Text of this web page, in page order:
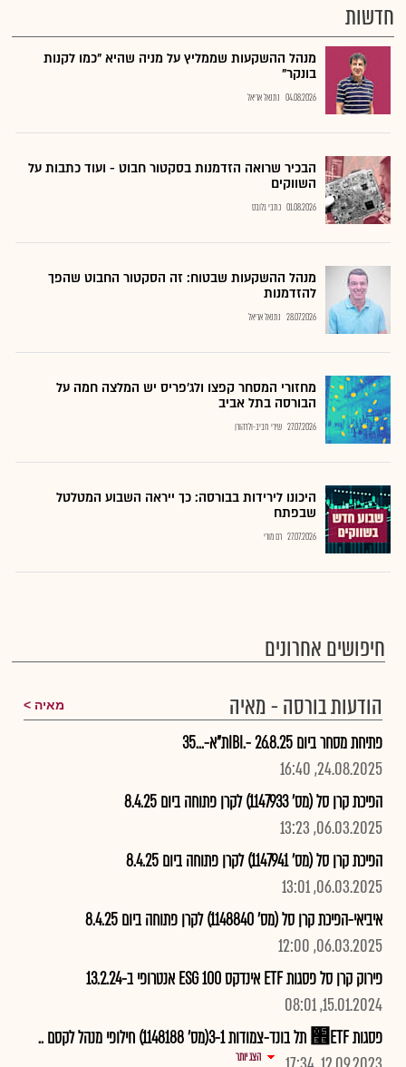
חדשות
מנהל ההשקעות שממליץ על מניה שהיא "כמו לקנות
בונקר"
04.08.2026 נתנאל אריאל
הבכיר שרואה הזדמנות בסקטור חבוט - ועוד כתבות על
השווקים
01.08.2026 כתבי גלובס
מנהל ההשקעות שבטוח: זה הסקטור החבוט שהפך
להזדמנות
28.07.2026 נתנאל אריאל
מחזורי המסחר קפצו ולג'פריס יש המלצה חמה על
הבורסה בתל אביב
27.07.2026 שירי חביב-ולדהורן
היכונו לירידות בבורסה: כך ייראה השבוע המטלטל
שבפתח
27.07.2026 רם מורי
חיפושים אחרונים
הודעות בורסה - מאיה
מאיה
פתיחת מסחר ביום 26.8.25 -.IBIת"א-...35
24.08.2025, 16:40
הפיכת קרן סל (מס' 1147933) לקרן פתוחה ביום 8.4.25
06.03.2025, 13:23
הפיכת קרן סל (מס' 1147941) לקרן פתוחה ביום 8.4.25
06.03.2025, 13:01
איביאי-הפיכת קרן סל (מס' 1148840) לקרן פתוחה ביום 8.4.25
06.03.2025, 12:00
פירוק קרן סל פסגות ETF אינדקס 100 ESG אנטרופי ב-13.2.24
15.01.2024, 08:01
פסגות ETF׮ תל בונד-צמודות 3-1(מס' 1148188) חילופי מנהל לקסם ..
הצג יותר